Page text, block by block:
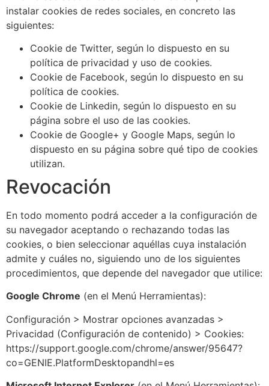
instalar cookies de redes sociales, en concreto las
siguientes:
Cookie de Twitter, según lo dispuesto en su
política de privacidad y uso de cookies.
Cookie de Facebook, según lo dispuesto en su
política de cookies.
Cookie de Linkedin, según lo dispuesto en su
página sobre el uso de las cookies.
Cookie de Google+ y Google Maps, según lo
dispuesto en su página sobre qué tipo de cookies
utilizan.
Revocación
En todo momento podrá acceder a la configuración de
su navegador aceptando o rechazando todas las
cookies, o bien seleccionar aquéllas cuya instalación
admite y cuáles no, siguiendo uno de los siguientes
procedimientos, que depende del navegador que utilice:
Google Chrome (en el Menú Herramientas):
Configuración > Mostrar opciones avanzadas >
Privacidad (Configuración de contenido) > Cookies:
https://support.google.com/chrome/answer/95647?
co=GENIE.PlatformDesktopandhl=es